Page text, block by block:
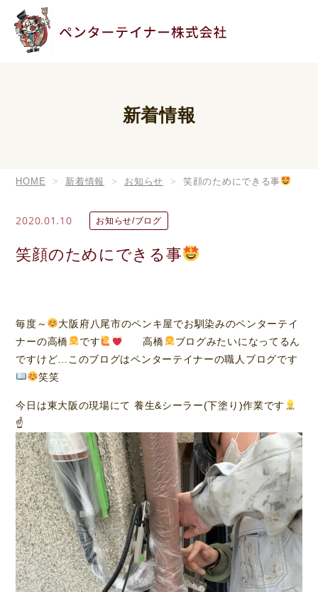
新着情報
HOME 新着情報 お知らせ 笑顔のためにできる事
2020.01.10 お知らせ/ブログ
笑顔のためにできる事
毎度～
大阪府八尾市のペンキ屋でお馴染みのペンターテイ
ナーの高橋
です 高橋
ブログみたいになってるん
ですけど…このブログはペンターテイナーの職人ブログです
笑笑
今日は東大阪の現場にて 養生&シーラー(下塗り)作業です
☝